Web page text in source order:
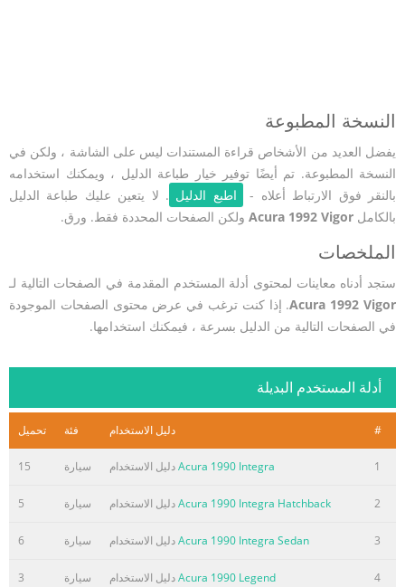
النسخة المطبوعة
يفضل العديد من الأشخاص قراءة المستندات ليس على الشاشة ، ولكن في
النسخة المطبوعة. تم أيضًا توفير خيار طباعة الدليل ، ويمكنك استخدامه
بالنقر فوق الارتباط أعلاه -
اطبع الدليل . لا يتعين عليك طباعة الدليل
بالكامل Acura 1992 Vigor ولكن الصفحات المحددة فقط. ورق.
الملخصات
ستجد أدناه معاينات لمحتوى أدلة المستخدم المقدمة في الصفحات التالية لـ
Acura 1992 Vigor. إذا كنت ترغب في عرض محتوى الصفحات الموجودة
في الصفحات التالية من الدليل بسرعة ، فيمكنك استخدامها.
أدلة المستخدم البديلة
# دليل الاستخدام فئة تحميل
1
Acura 1990 Integraدليل الاستخدام سيارة 15
2
Acura 1990 Integra Hatchbackدليل الاستخدام سيارة 5
3
Acura 1990 Integra Sedanدليل الاستخدام سيارة 6
4
Acura 1990 Legendدليل الاستخدام سيارة 3